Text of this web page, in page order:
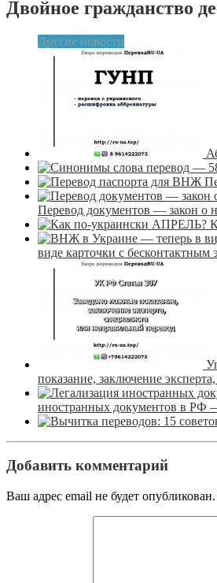
Двойное гражданство
Другие новости
Перевод документов — закон о
виде карточки с
показание, заключение
иностранных документов в РФ —
Добавить комментарий
Ваш адрес email не будет опубликован.